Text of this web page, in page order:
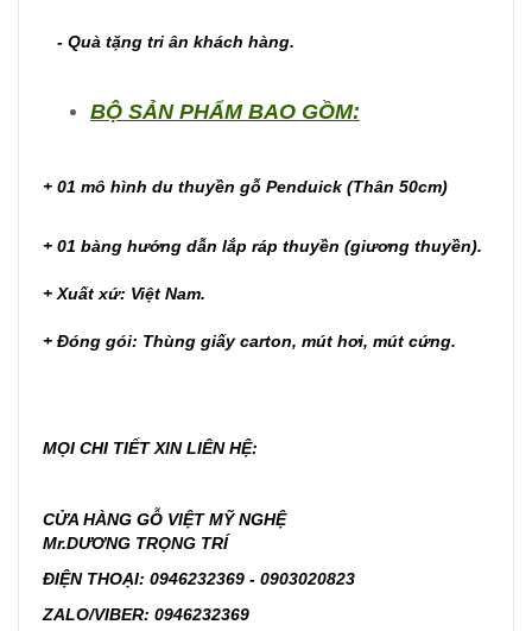
- Quà tặng tri ân khách hàng.
BỘ SẢN PHẨM BAO GỒM:
+ 01 mô hình du thuyền gỗ Penduick (Thân 50cm)
+ 01 bàng hướng dẫn lắp ráp thuyền (giương thuyền).
+ Xuất xứ: Việt Nam.
+ Đóng gói: Thùng giấy carton, mút hơi, mút cứng.
MỌI CHI TIẾT XIN LIÊN HỆ:
CỬA HÀNG GỖ VIỆT MỸ NGHỆ
Mr.DƯƠNG TRỌNG TRÍ
ĐIỆN THOẠI: 0946232369 - 0903020823
ZALO/VIBER: 0946232369